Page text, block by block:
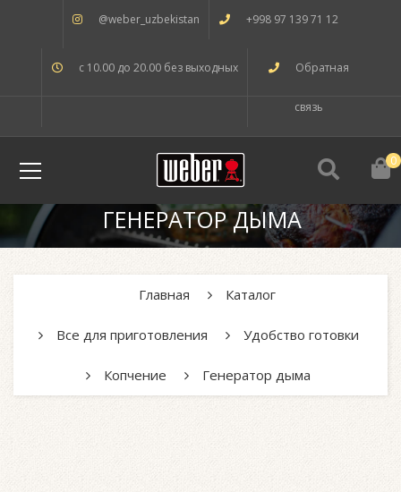
@weber_uzbekistan +998 97 139 71 12
с 10.00 до 20.00 без выходных Обратная
связь
0
ГЕНЕРАТОР ДЫМА
Главная Каталог
Все для приготовления Удобство готовки
Копчение Генератор дыма